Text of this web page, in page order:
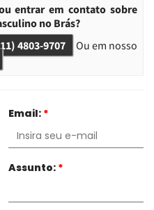
entrar em contato sobre
no Brás?
4803-9707
Ou em nosso
Email: *
Assunto: *